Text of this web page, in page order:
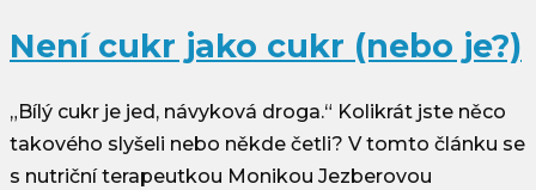
Není cukr jako cukr (nebo je?)
„Bílý cukr je jed, návyková droga.“ Kolikrát jste něco
takového slyšeli nebo někde četli? V tomto článku se
s nutriční terapeutkou Monikou Jezberovou